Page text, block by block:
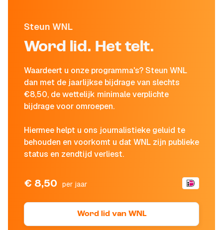
Steun WNL
Word lid. Het telt.
Waardeert u onze programma's? Steun WNL
dan met de jaarlijkse bijdrage van slechts
€8,50, de wettelijk minimale verplichte
bijdrage voor omroepen.
Hiermee helpt u ons journalistieke geluid te
behouden en voorkomt u dat WNL zijn publieke
status en zendtijd verliest.
€ 8,50 per jaar
Word lid van WNL